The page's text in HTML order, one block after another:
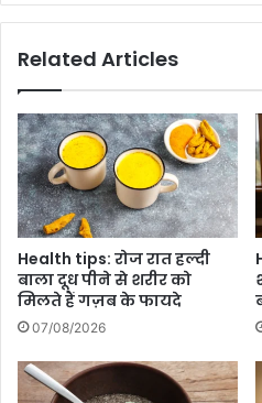
और
उनके
सराहना
मिलेगी,
पढ़े
दैनिक
राशिफल
Related Articles
Health tips: रोज रात हल्दी
बाला दूध पीने से शरीर को
मिलते हैं गज़ब के फायदे
07/08/2026